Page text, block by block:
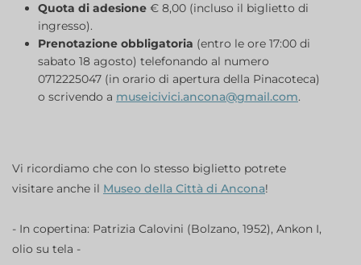
Quota di adesione € 8,00 (incluso il biglietto di
ingresso).
Prenotazione obbligatoria (entro le ore 17:00 di
sabato 18 agosto) telefonando al numero
0712225047 (in orario di apertura della Pinacoteca)
o scrivendo a museicivici.ancona@gmail.com.
Vi ricordiamo che con lo stesso biglietto potrete
visitare anche il Museo della Città di Ancona!
- In copertina: Patrizia Calovini (Bolzano, 1952), Ankon I,
olio su tela -